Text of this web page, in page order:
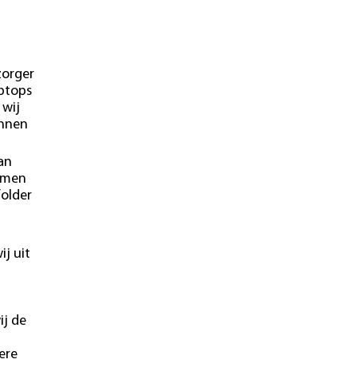
wij
uit
de